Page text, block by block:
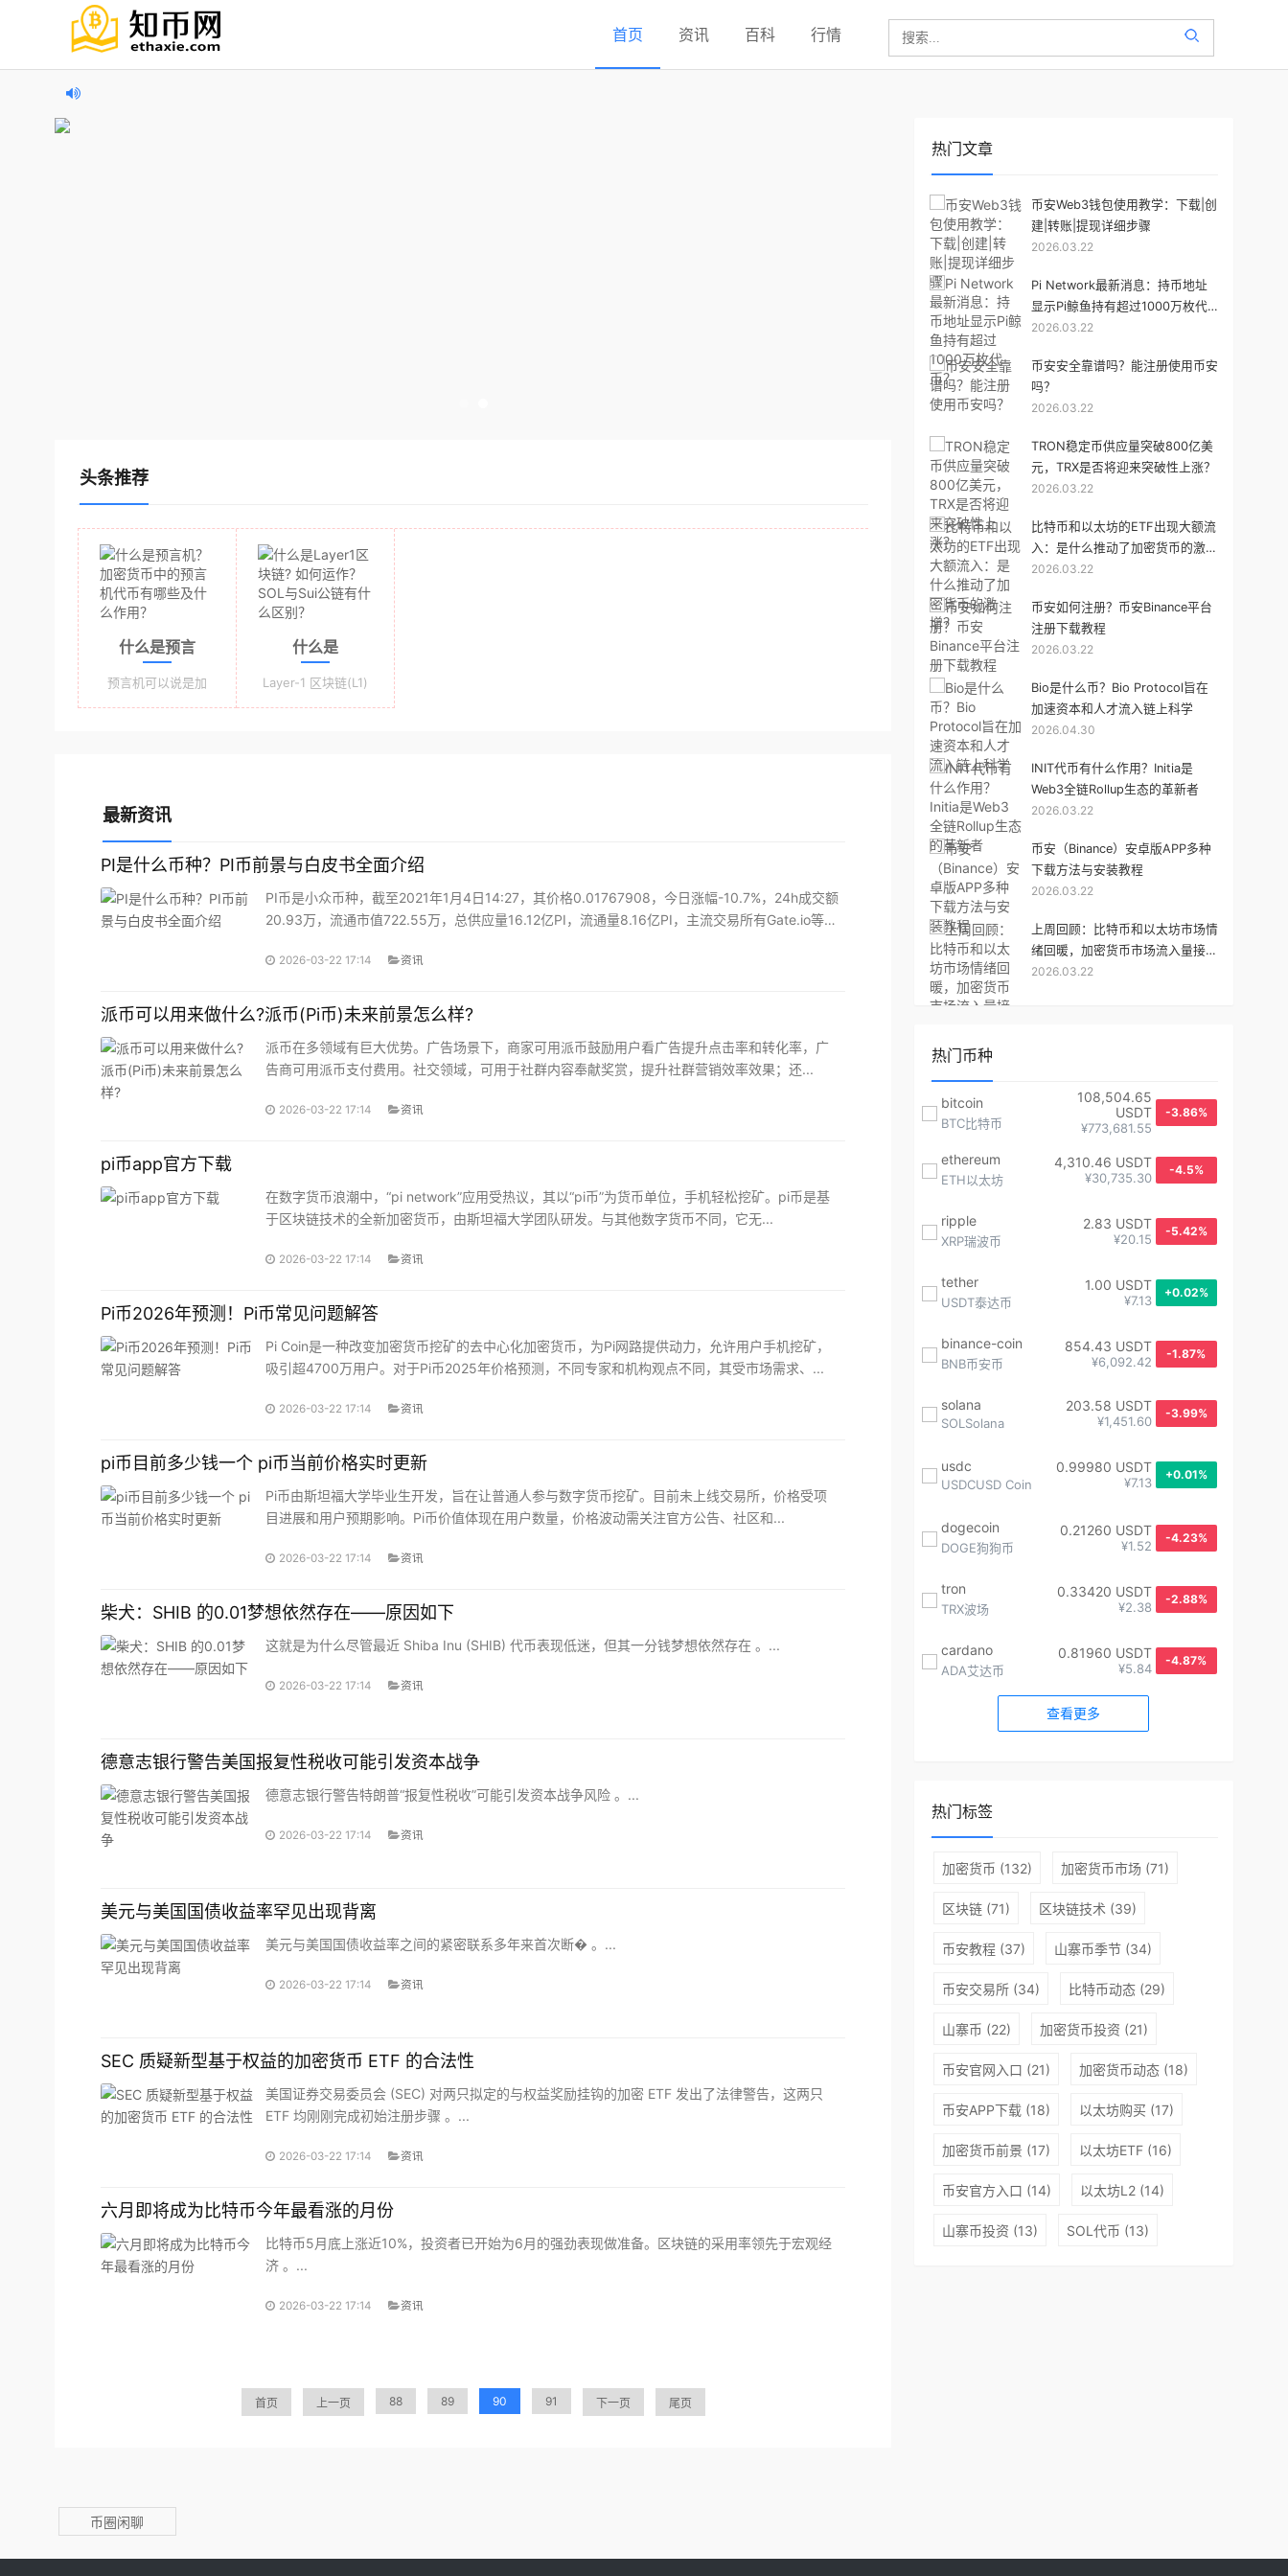
首页 资讯 百科 行情
头条推荐
什么是预言
机？加密货币
中的预言机代
预言机可以说是加
能合约的应用程
需要预言机？区块
链的本质是一套去
中心化的信任机
器，通过共识机
制、加密算法和分
治性。但也正因为
这种封闭性与自洽
性，区块链天然无
法主动访问链外数
据。从天气预报到
金融价格，从投票
“看见”或“知道”外部
是预言机？预言机
什么是
Layer1区块
链? 如何运
Layer-1 区块链(L1)
链正在争夺市场份
额，但有两个平台
显然主导了增长的
故事：Solana和
Sui。
最新资讯
PI是什么币种？PI币前景与白皮书全面介绍
PI币是小众币种，截至2021年1月4日14:27，其价格0.01767908，今日涨幅-10.7%，24h成交额
20.93万，流通市值722.55万，总供应量16.12亿PI，流通量8.16亿PI，主流交易所有Gate.io等。
2026-03-22 17:14 资讯
派币可以用来做什么?派币(Pi币)未来前景怎么样?
派币在多领域有巨大优势。广告场景下，商家可用派币鼓励用户看广告提升点击率和转化率，广
告商可用派币支付费用。社交领域，可用于社群内容奉献奖赏，提升社群营销效率效果；还...
2026-03-22 17:14 资讯
pi币app官方下载
在数字货币浪潮中，“pi network”应用受热议，其以“pi币”为货币单位，手机轻松挖矿。pi币是基
于区块链技术的全新加密货币，由斯坦福大学团队研发。与其他数字货币不同，它无...
2026-03-22 17:14 资讯
Pi币2026年预测！Pi币常见问题解答
Pi Coin是一种改变加密货币挖矿的去中心化加密货币，为Pi网路提供动力，允许用户手机挖矿，
吸引超4700万用户。对于Pi币2025年价格预测，不同专家和机构观点不同，其受市场需求、...
2026-03-22 17:14 资讯
pi币目前多少钱一个 pi币当前价格实时更新
Pi币由斯坦福大学毕业生开发，旨在让普通人参与数字货币挖矿。目前未上线交易所，价格受项
目进展和用户预期影响。Pi币价值体现在用户数量，价格波动需关注官方公告、社区和...
2026-03-22 17:14 资讯
柴犬：SHIB 的0.01梦想依然存在——原因如下
这就是为什么尽管最近 Shiba Inu (SHIB) 代币表现低迷，但其一分钱梦想依然存在 。...
2026-03-22 17:14 资讯
德意志银行警告美国报复性税收可能引发资本战争
德意志银行警告特朗普“报复性税收”可能引发资本战争风险 。...
2026-03-22 17:14 资讯
美元与美国国债收益率罕见出现背离
美元与美国国债收益率之间的紧密联系多年来首次断� 。...
2026-03-22 17:14 资讯
SEC 质疑新型基于权益的加密货币 ETF 的合法性
美国证券交易委员会 (SEC) 对两只拟定的与权益奖励挂钩的加密 ETF 发出了法律警告，这两只
ETF 均刚刚完成初始注册步骤 。...
2026-03-22 17:14 资讯
六月即将成为比特币今年最看涨的月份
比特币5月底上涨近10%，投资者已开始为6月的强劲表现做准备。区块链的采用率领先于宏观经
济 。...
2026-03-22 17:14 资讯
首页 上一页 88 89 90 91 下一页 尾页
热门文章
币安Web3钱包使用教学：下载|创
建|转账|提现详细步骤
2026.03.22
Pi Network最新消息：持币地址
显示Pi鲸鱼持有超过1000万枚代
币？
2026.03.22
币安安全靠谱吗？能注册使用币安
吗？
2026.03.22
TRON稳定币供应量突破800亿美
元，TRX是否将迎来突破性上涨？
2026.03.22
比特币和以太坊的ETF出现大额流
入：是什么推动了加密货币的激
增？
2026.03.22
币安如何注册？币安Binance平台
注册下载教程
2026.03.22
Bio是什么币？Bio Protocol旨在
加速资本和人才流入链上科学
2026.04.30
INIT代币有什么作用？Initia是
Web3全链Rollup生态的革新者
2026.03.22
币安（Binance）安卓版APP多种
下载方法与安装教程
2026.03.22
上周回顾：比特币和以太坊市场情
绪回暖，加密货币市场流入量接近
高点
2026.03.22
热门币种
bitcoin
BTC比特币
108,504.65
USDT
¥773,681.55
-3.86%
ethereum
ETH以太坊
4,310.46 USDT
¥30,735.30
-4.5%
ripple
XRP瑞波币
2.83 USDT
¥20.15
-5.42%
tether
USDT泰达币
1.00 USDT
¥7.13
+0.02%
binance-coin
BNB币安币
854.43 USDT
¥6,092.42
-1.87%
solana
SOLSolana
203.58 USDT
¥1,451.60
-3.99%
usdc
USDCUSD Coin
0.99980 USDT
¥7.13
+0.01%
dogecoin
DOGE狗狗币
0.21260 USDT
¥1.52
-4.23%
tron
TRX波场
0.33420 USDT
¥2.38
-2.88%
cardano
ADA艾达币
0.81960 USDT
¥5.84
-4.87%
查看更多
热门标签
加密货币 (132) 加密货币市场 (71)
区块链(71) 区块链技术 (39)
币安教程(37) 山寨币季节(34)
币安交易所(34) 比特币动态(29)
山寨币 (22) 加密货币投资 (21)
币安官网入口 (21) 加密货币动态(18)
币安APP下载(18) 以太坊购买 (17)
加密货币前景 (17) 以太坊ETF(16)
币安官方入口 (14) 以太坊L2(14)
山寨币投资 (13) SOL代币 (13)
币圈闲聊